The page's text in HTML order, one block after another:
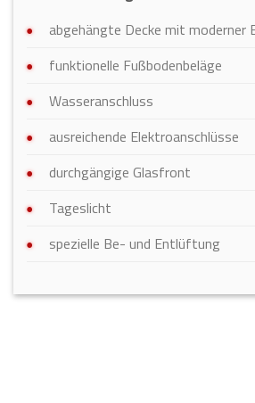
abgehängte Decke mit moderner
funktionelle Fußbodenbeläge
Wasseranschluss
ausreichende Elektroanschlüsse
durchgängige Glasfront
Tageslicht
spezielle Be- und Entlüftung